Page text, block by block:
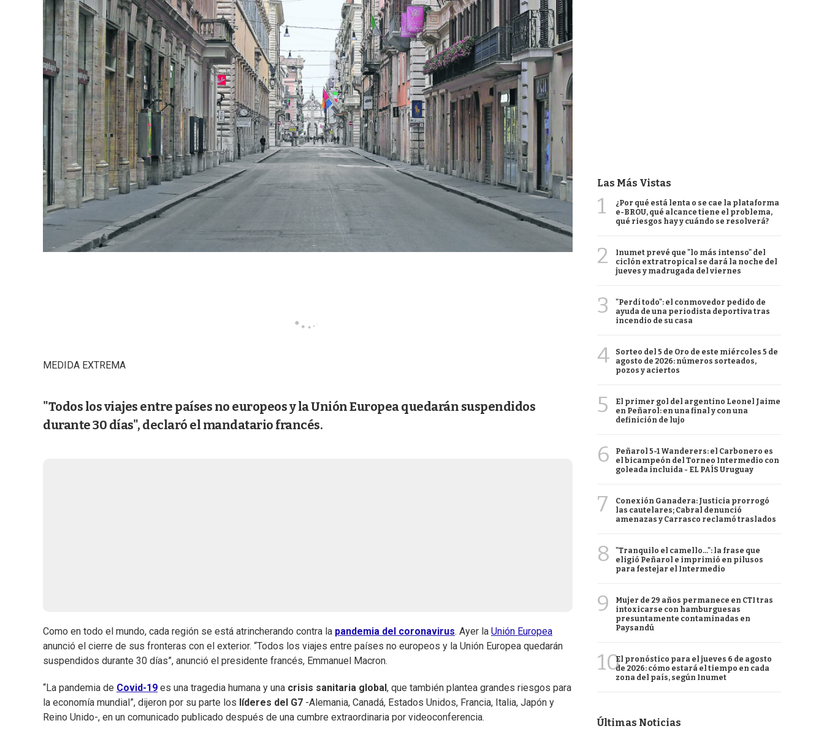
MEDIDA EXTREMA
"Todos los viajes entre países no europeos y la Unión Europea quedarán suspendidos
durante 30 días", declaró el mandatario francés.
Como en todo el mundo, cada región se está atrincherando contra la pandemia del coronavirus. Ayer la Unión Europea
anunció el cierre de sus fronteras con el exterior. “Todos los viajes entre países no europeos y la Unión Europea quedarán
suspendidos durante 30 días”, anunció el presidente francés, Emmanuel Macron.
“La pandemia de Covid-19 es una tragedia humana y una crisis sanitaria global , que también plantea grandes riesgos para
la economía mundial”, dijeron por su parte los líderes del G7 -Alemania, Canadá, Estados Unidos, Francia, Italia, Japón y
Reino Unido-, en un comunicado publicado después de una cumbre extraordinaria por videoconferencia.
Las Más Vistas
1
¿Por qué está lenta o se cae la plataforma
e-BROU, qué alcance tiene el problema,
qué riesgos hay y cuándo se resolverá?
2
Inumet prevé que "lo más intenso" del
ciclón extratropical se dará la noche del
jueves y madrugada del viernes
3
"Perdí todo": el conmovedor pedido de
ayuda de una periodista deportiva tras
incendio de su casa
4
Sorteo del 5 de Oro de este miércoles 5 de
agosto de 2026: números sorteados,
pozos y aciertos
5
El primer gol del argentino Leonel Jaime
en Peñarol: en una final y con una
definición de lujo
6
Peñarol 5-1 Wanderers: el Carbonero es
el bicampeón del Torneo Intermedio con
goleada incluida - EL PAÍS Uruguay
7
Conexión Ganadera: Justicia prorrogó
las cautelares; Cabral denunció
amenazas y Carrasco reclamó traslados
8
"Tranquilo el camello...": la frase que
eligió Peñarol e imprimió en pilusos
para festejar el Intermedio
9
Mujer de 29 años permanece en CTI tras
intoxicarse con hamburguesas
presuntamente contaminadas en
Paysandú
10El pronóstico para el jueves 6 de agosto
de 2026: cómo estará el tiempo en cada
zona del país, según Inumet
Últimas Noticias